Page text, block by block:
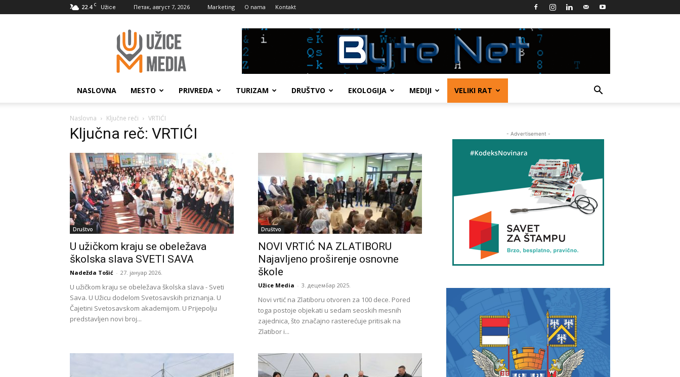
22.4 C Užice Петак, август 7, 2026 Marketing O nama Kontakt
UžiceMedia
NASLOVNA MESTO PRIVREDA TURIZAM DRUŠTVO EKOLOGIJA MEDIJI VELIKI RAT
Naslovna Ključne reči VRTIĆI
Ključna reč: VRTIĆI
Društvo
U užičkom kraju se obeležava
školska slava SVETI SAVA
Nadežda Tošić - 27. јануар 2026.
U užičkom kraju se obeležava školska slava - Sveti
Sava. U Užicu dodelom Svetosavskih priznanja. U
Čajetini Svetosavskom akademijom. U Prijepolju
predstavljen novi broj...
Društvo
NOVI VRTIĆ NA ZLATIBORU
Najavljeno proširenje osnovne
škole
Užice Media - 3. децембар 2025.
Novi vrtić na Zlatiboru otvoren za 100 dece. Pored
toga postoje objekati u sedam seoskih mesnih
zajednica, što značajno rasterećuje pritisak na
Zlatibor i...
- Advertisement -